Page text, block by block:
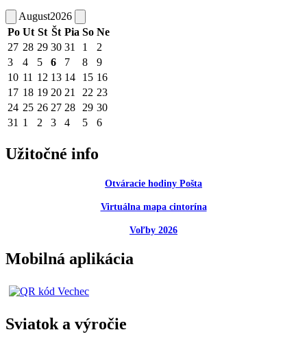
August2026
Po Ut St Št Pia So Ne
27 28 29 30 31 1
2
3
4 5 6 7 8
9
10 11 12 13 14 15 16
17 18 19 20 21 22 23
24 25 26 27 28 29 30
31 1 2 3 4 5 6
Užitočné info
Otváracie hodiny Pošta
Virtuálna mapa cintorína
Voľby 2026
Mobilná aplikácia
Sviatok a výročie